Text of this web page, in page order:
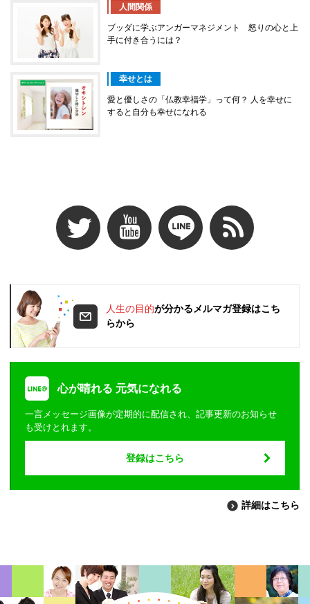
人間関係
ブッダに学ぶアンガーマネジメント 怒りの心と上
手に付き合うには？
幸せとは
愛と優しさの「仏教幸福学」って何？ 人を幸せに
すると自分も幸せになれる
人生の目的が分かるメルマガ登録はこち
らから
心が晴れる 元気になれる
一言メッセージ画像が定期的に配信され、記事更新のお知らせ
も受けとれます。
登録はこちら
詳細はこちら